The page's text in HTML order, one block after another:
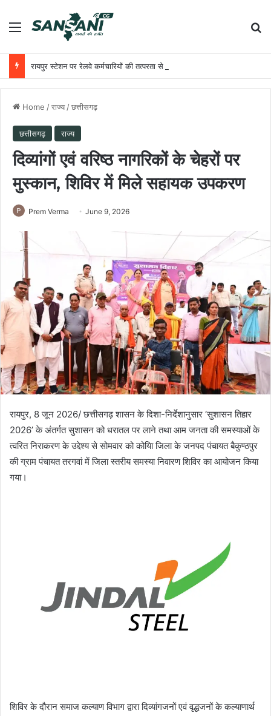
Menu
Home /राज्य /छत्तीसगढ़
छत्तीसगढ़ राज्य
दिव्यांगों एवं वरिष्ठ नागरिकों के चेहरों पर
मुस्कान, शिविर में मिले सहायक उपकरण
Prem Verma June 9, 2026
रायपुर, 8 जून 2026/ छत्तीसगढ़ शासन के दिशा-निर्देशानुसार ‘सुशासन तिहार
2026’ के अंतर्गत सुशासन को धरातल पर लाने तथा आम जनता की समस्याओं के
त्वरित निराकरण के उद्देश्य से सोमवार को कोयिा जिला के जनपद पंचायत बैकुण्ठपुर
की ग्राम पंचायत तरगवां में जिला स्तरीय समस्या निवारण शिविर का आयोजन किया
गया।
शिविर के दौरान समाज कल्याण विभाग द्वारा दिव्यांगजनों एवं वृद्धजनों के कल्याणार्थ